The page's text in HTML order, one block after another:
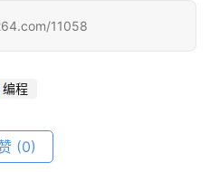
11058
编程
(0)